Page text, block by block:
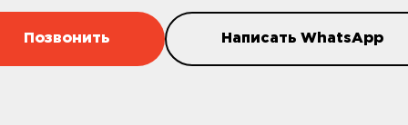
Позвонить Написать WhatsApp